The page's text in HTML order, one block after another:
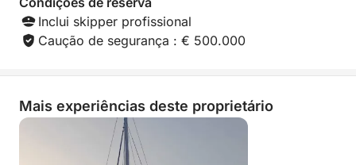
Inclui skipper profissional
Caução de segurança : € 500.000
Mais experiências deste proprietário